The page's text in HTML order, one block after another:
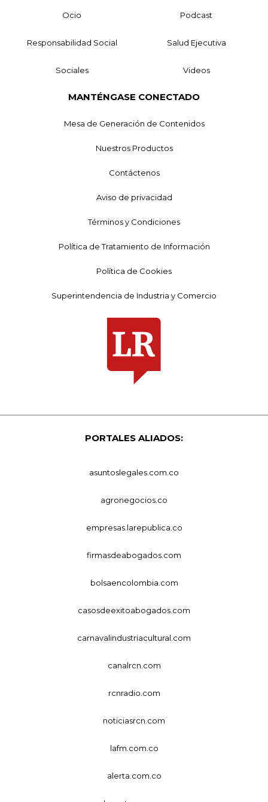
Ocio Podcast
Responsabilidad Social Salud Ejecutiva
Sociales Videos
MANTÉNGASE CONECTADO
Mesa de Generación de Contenidos
Nuestros Productos
Contáctenos
Aviso de privacidad
Términos y Condiciones
Política de Tratamiento de Información
Política de Cookies
Superintendencia de Industria y Comercio
PORTALES ALIADOS:
asuntoslegales.com.co
agronegocios.co
empresas.larepublica.co
firmasdeabogados.com
bolsaencolombia.com
casosdeexitoabogados.com
carnavalindustriacultural.com
canalrcn.com
rcnradio.com
noticiasrcn.com
lafm.com.co
alerta.com.co